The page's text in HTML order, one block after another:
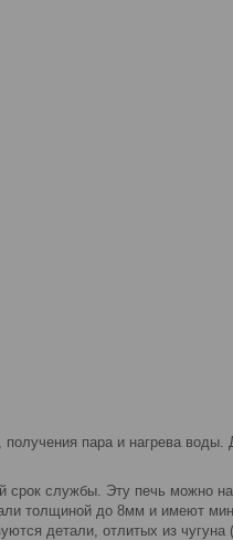
пара и нагрева
службы. Эту печь можно
толщиной до 8мм и имеют
детали, отлитых из чугуна